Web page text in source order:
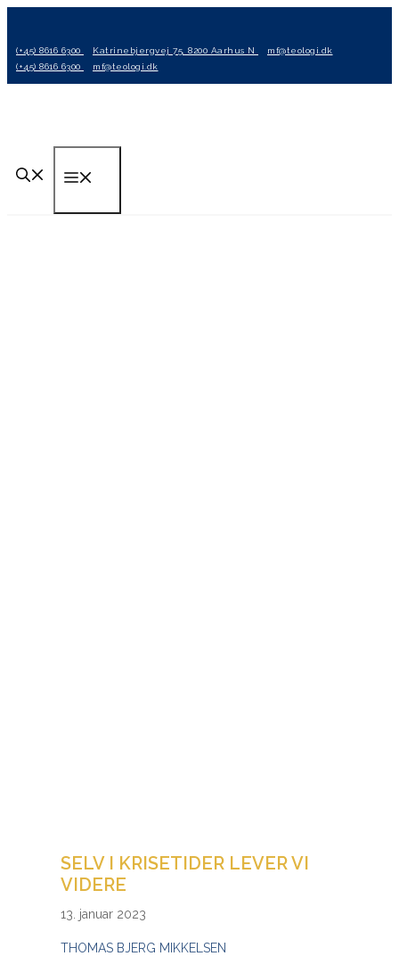
indhold
(+45) 8616 6300 Katrinebjergvej 75, 8200 Aarhus N
mf@teologi.dk
(+45) 8616 6300
mf@teologi.dk
SELV I KRISETIDER LEVER VI
VIDERE
13. januar 2023
THOMAS BJERG MIKKELSEN